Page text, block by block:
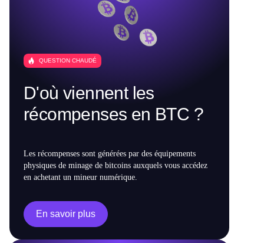
QUESTION CHAUDÉ
D'où viennent les
récompenses en BTC ?
Les récompenses sont générées par des équipements
physiques de minage de bitcoins auxquels vous accédez
en achetant un mineur numérique.
En savoir plus